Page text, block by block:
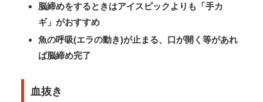
脳締めをするときはアイスピックよりも「手カ
ギ」がおすすめ
魚の呼吸(エラの動き)が止まる、口が開く等があれ
ば脳締め完了
血抜き